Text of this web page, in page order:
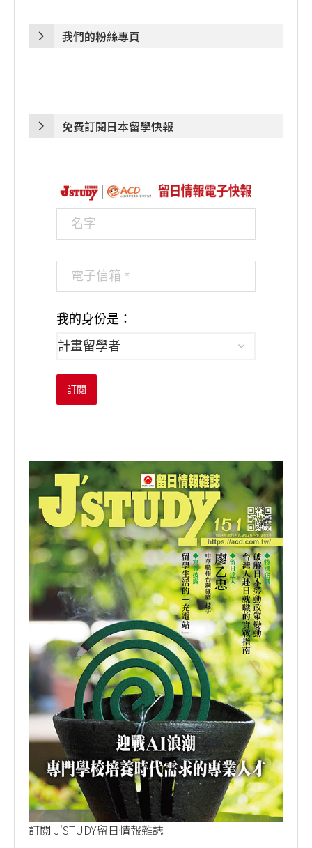
我們的粉絲專頁
免費訂閱日本留學快報
我的身份是：
訂閱
訂閱 J'STUDY留日情報雜誌